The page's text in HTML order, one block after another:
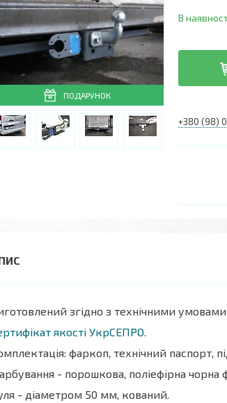
ПОДАРУНОК
В
+380 (98)
згідно з технічними
якості УкрСЕПРО.
фаркоп, технічний паспорт,
- порошкова, поліефірна чорна
- діаметром 50 мм, кований.